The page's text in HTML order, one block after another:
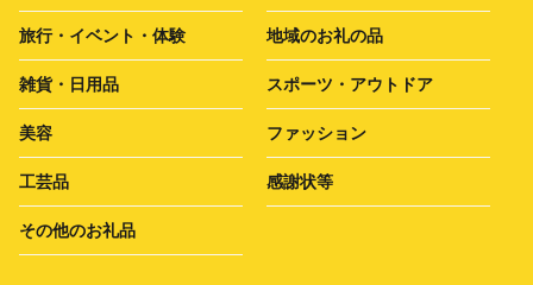
旅行・イベント・体験 地域のお礼の品
雑貨・日用品 スポーツ・アウトドア
美容 ファッション
工芸品 感謝状等
その他のお礼品